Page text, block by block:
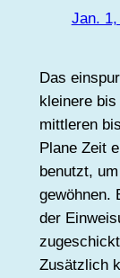
Jan. 1,
Das
kleinere
mittleren
Plane Zeit
benutzt,
gewöhnen.
der
Zusätzlich